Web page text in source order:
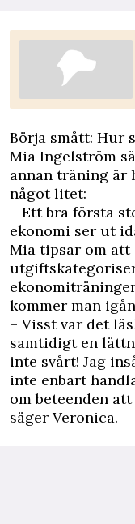
Börja smått: Hur
Mia Ingelström
annan träning är
något litet:
– Ett bra första
ekonomi ser ut
Mia tipsar om att
kommer man
– Visst var det
samtidigt en
inte svårt! Jag
inte enbart
om beteenden
säger Veronica.